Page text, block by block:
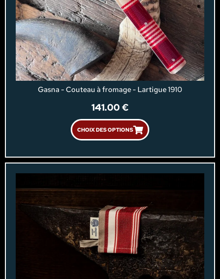
Gasna - Couteau à fromage - Lartigue 1910
141.00€
CHOIX DES OPTIONS